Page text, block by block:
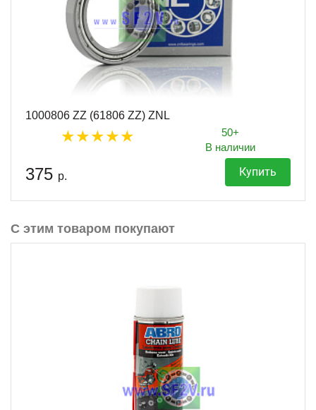
1000806 ZZ (61806 ZZ) ZNL
50+
В наличии
375 р. Купить
С этим товаром покупают